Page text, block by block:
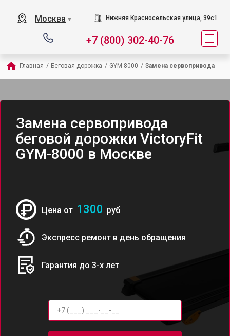
Москва ▼ Нижняя Красносельская улица, 39с1
+7 (800) 302-40-76
Главная / Беговая дорожка / GYM-8000 / Замена сервопривода
Замена сервопривода
беговой дорожки VictoryFit
GYM-8000 в Москве
Цена от 1300 руб
Экспресс ремонт в день обращения
Гарантия до 3-х лет